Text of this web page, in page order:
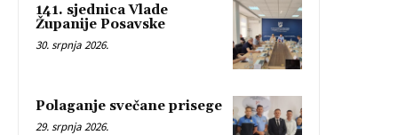
141. sjednica Vlade
Županije Posavske
30. srpnja 2026.
Polaganje svečane prisege
29. srpnja 2026.